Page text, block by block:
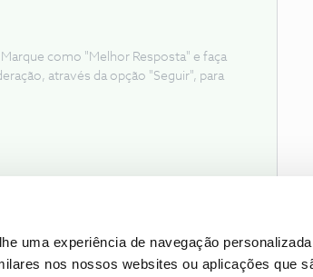
uma experiência de navegação
nos nossos websites ou aplicações que
como "Melhor Resposta" e faça
através da opção "Seguir", para